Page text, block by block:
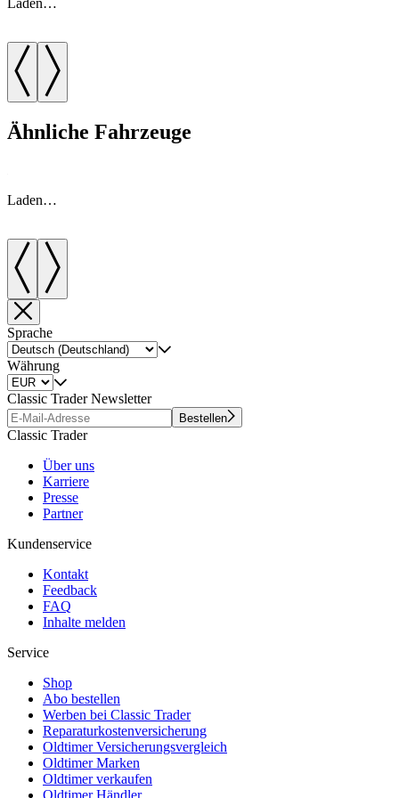
Feuerlöscher, Innenraum- und Heckdeckelabsicherung
Diese Maybach 57 Limousine ist eine seltene Gelegenheit für
Kenner und Sammler, die kompromisslosen Luxus, diskrete
ZUBEHÖRANGABEN OHNE GEWÄHR, Änderungen,
Zwischenverkauf und Irrtümer vorbehalten!
----.
Laden…
Ähnliche Fahrzeuge
Laden…
Sprache
Währung
Classic Trader Newsletter
Bestellen
Classic Trader
Über uns
Karriere
Presse
Partner
Kundenservice
Kontakt
Feedback
FAQ
Inhalte melden
Service
Shop
Abo bestellen
Werben bei Classic Trader
Reparaturkostenversicherung
Oldtimer Versicherungsvergleich
Oldtimer Marken
Oldtimer verkaufen
Oldtimer Händler